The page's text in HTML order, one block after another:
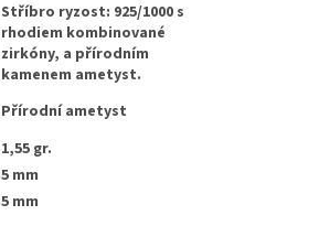
Stříbro ryzost: 925/1000 s
rhodiem kombinované
zirkóny, a přírodním
kamenem ametyst.
Přírodní ametyst
1,55 gr.
5 mm
5 mm